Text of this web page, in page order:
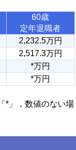
60歳
定年退職者
2,232.5万円
2,517.3万円
*万円
*万円
*」，数値のない場